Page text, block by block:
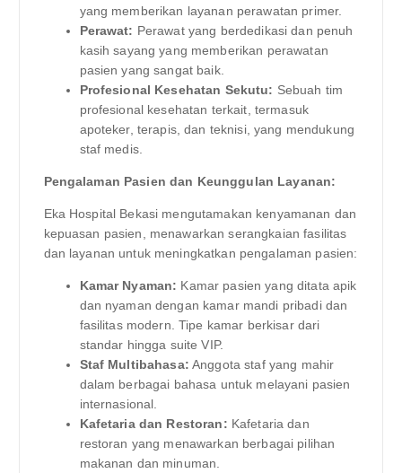
yang memberikan layanan perawatan primer.
Perawat: Perawat yang berdedikasi dan penuh
kasih sayang yang memberikan perawatan
pasien yang sangat baik.
Profesional Kesehatan Sekutu: Sebuah tim
profesional kesehatan terkait, termasuk
apoteker, terapis, dan teknisi, yang mendukung
staf medis.
Pengalaman Pasien dan Keunggulan Layanan:
Eka Hospital Bekasi mengutamakan kenyamanan dan
kepuasan pasien, menawarkan serangkaian fasilitas
dan layanan untuk meningkatkan pengalaman pasien:
Kamar Nyaman: Kamar pasien yang ditata apik
dan nyaman dengan kamar mandi pribadi dan
fasilitas modern. Tipe kamar berkisar dari
standar hingga suite VIP.
Staf Multibahasa: Anggota staf yang mahir
dalam berbagai bahasa untuk melayani pasien
internasional.
Kafetaria dan Restoran: Kafetaria dan
restoran yang menawarkan berbagai pilihan
makanan dan minuman.